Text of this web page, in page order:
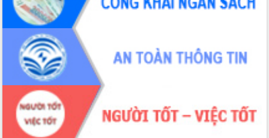
sầu riêng tại Đắk Lắk
Trình diễn nghệ thuật chế biến các
món ăn từ sầu riêng
Đắk Lắk công bố Quy hoạch và xúc
tiến đầu tư tỉnh
Ngành cá ngừ Đắk Lắk chủ động thích
ứng để giữ vững thị trường xuất khẩu
Diễn đàn Kinh tế tư nhân Việt Nam đột
phá cơ chế - Hợp tác công tư
Đề án 06 tạo bước ngoặt đột phá trong